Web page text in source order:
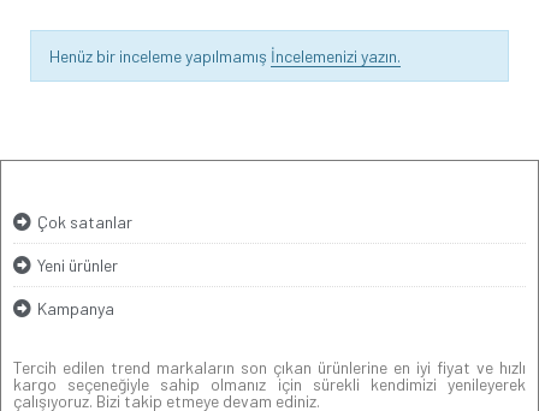
Henüz bir inceleme yapılmamış İncelemenizi yazın.
Çok satanlar
Yeni ürünler
Kampanya
Tercih edilen trend markaların son çıkan ürünlerine en iyi fiyat ve hızlı
kargo seçeneğiyle sahip olmanız için sürekli kendimizi yenileyerek
çalışıyoruz. Bizi takip etmeye devam ediniz.